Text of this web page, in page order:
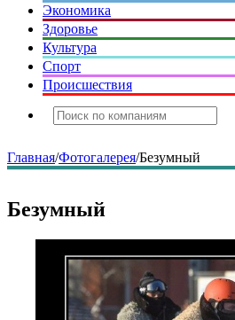
Экономика
Здоровье
Культура
Спорт
Происшествия
Главная/Фотогалерея/Безумный
Безумный